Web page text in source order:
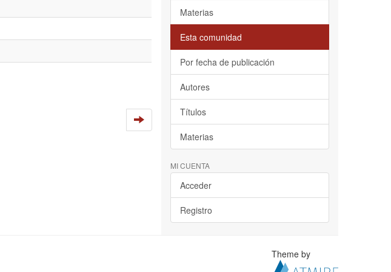
Materias
Esta comunidad
Por fecha de publicación
Autores
Títulos
Materias
MI CUENTA
Acceder
Registro
Theme by